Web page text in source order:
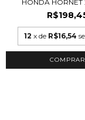
HONDA HORNET
12 x de R$16,54